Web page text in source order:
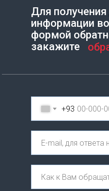
Для
информации
формой
закажите
+93
Создание